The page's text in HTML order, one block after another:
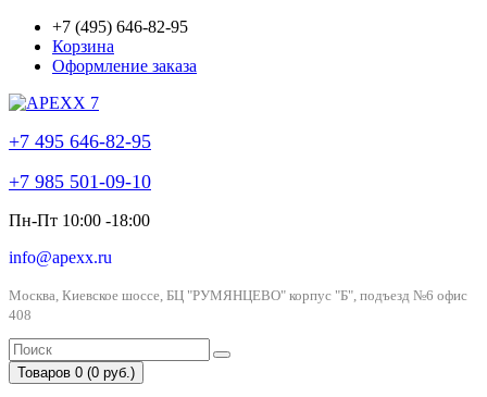
+7 (495) 646-82-95
Корзина
Оформление заказа
+7 495 646-82-95
+7 985 501-09-10
Пн-Пт 10:00 -18:00
info@apexx.ru
Москва, Киевское шоссе, БЦ "РУМЯНЦЕВО" корпус "Б", подъезд №6 офис
408
Товаров 0 (0 руб.)